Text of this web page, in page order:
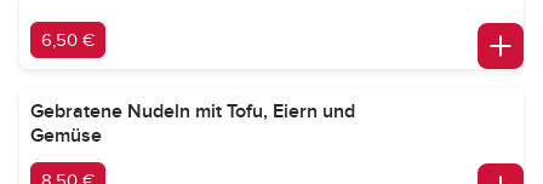
6,50 €
Gebratene Nudeln mit Tofu, Eiern und
Gemüse